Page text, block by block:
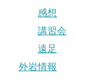
感想
講習会
遠足
外岩情報